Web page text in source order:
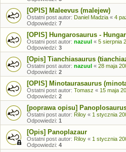
[OPIS] Maleevus (malejew)
Ostatni post autor: Daniel Madzia « 4
Odpowiedzi: 7
[OPIS] Hungarosaurus -
Ostatni post autor: nazuul « 5 sierpnia
Odpowiedzi: 3
[Opis] Tianchiasaurus
Ostatni post autor: nazuul « 28 maja
Odpowiedzi: 2
[OPIS] Minotaurasaurus
Ostatni post autor: Tomasz « 15 maja
Odpowiedzi: 2
[poprawa opisu]
Ostatni post autor: Riloy « 1 stycznia
Odpowiedzi: 1
[Opis] Panoplazaur
Ostatni post autor: Riloy « 1 stycznia
Odpowiedzi: 4